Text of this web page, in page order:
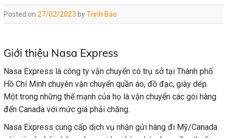
Posted on 27/02/2023 byTrịnh Bảo
Giới thiệu Nasa Express
Nasa Express là công ty vận chuyển có trụ sở tại Thành phố
Hồ Chí Minh chuyên vận chuyển quần áo, đồ đạc, giày dép.
Một trong những thế mạnh của họ là vận chuyển các gói hàng
đến Canada với mức giá phải chăng.
Nasa Express cung cấp dịch vụ nhận gửi hàng đi Mỹ/Canada